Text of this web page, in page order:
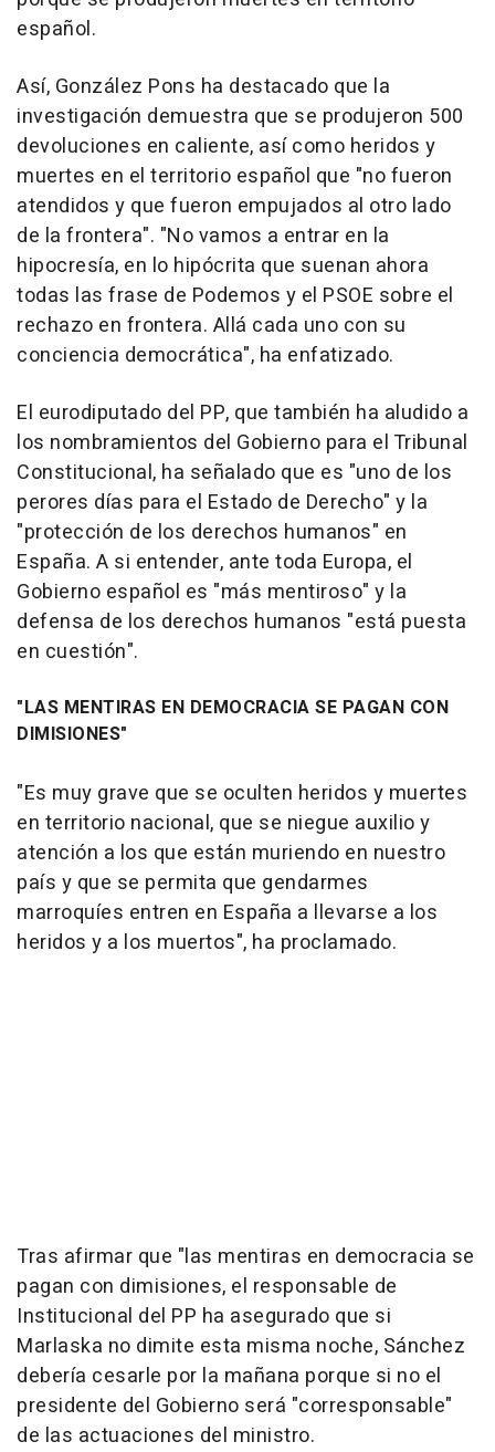
español.
Así, González Pons ha destacado que la
investigación demuestra que se produjeron 500
devoluciones en caliente, así como heridos y
muertes en el territorio español que "no fueron
atendidos y que fueron empujados al otro lado
de la frontera". "No vamos a entrar en la
hipocresía, en lo hipócrita que suenan ahora
todas las frase de Podemos y el PSOE sobre el
rechazo en frontera. Allá cada uno con su
conciencia democrática", ha enfatizado.
El eurodiputado del PP, que también ha aludido a
los nombramientos del Gobierno para el Tribunal
Constitucional, ha señalado que es "uno de los
perores días para el Estado de Derecho" y la
"protección de los derechos humanos" en
España. A si entender, ante toda Europa, el
Gobierno español es "más mentiroso" y la
defensa de los derechos humanos "está puesta
en cuestión".
"LAS MENTIRAS EN DEMOCRACIA SE PAGAN CON
DIMISIONES"
"Es muy grave que se oculten heridos y muertes
en territorio nacional, que se niegue auxilio y
atención a los que están muriendo en nuestro
país y que se permita que gendarmes
marroquíes entren en España a llevarse a los
heridos y a los muertos", ha proclamado.
Tras afirmar que "las mentiras en democracia se
pagan con dimisiones, el responsable de
Institucional del PP ha asegurado que si
Marlaska no dimite esta misma noche, Sánchez
debería cesarle por la mañana porque si no el
presidente del Gobierno será "corresponsable"
de las actuaciones del ministro.